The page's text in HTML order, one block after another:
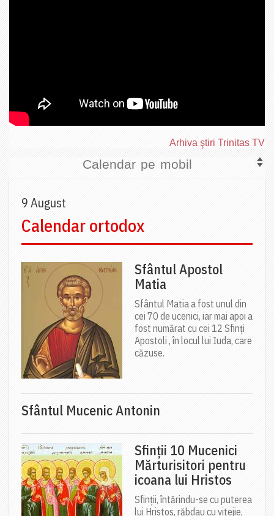
Arhiva ştiri Trinitas TV
Calendar pe mobil
9 August
Calendar ortodox
Sfântul Apostol
Matia
Sfântul Matia a fost unul din
cei 70 de ucenici, iar mai apoi a
fost numărat cu cei 12 Sfinți
Apostoli , în locul lui Iuda, care
căzuse.
Sfântul Mucenic Antonin
Sfinții 10 Mucenici
Mărturisitori pentru
icoana lui Hristos
Sfinții, întărindu-se cu puterea
lui Hristos, răbdau cu vitejie,